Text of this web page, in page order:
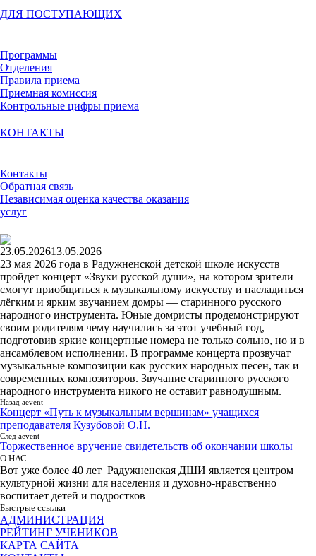
ДЛЯ ПОСТУПАЮЩИХ
Программы
Отделения
Правила приема
Приемная комиссия
Контрольные цифры приема
КОНТАКТЫ
Контакты
Обратная связь
Независимая оценка качества оказания
услуг
23.05.202613.05.2026
23 мая 2026 года в Радужненской детской школе искусств
пройдет концерт «Звуки русской души», на котором зрители
смогут приобщиться к музыкальному искусству и насладиться
лёгким и ярким звучанием домры — старинного русского
народного инструмента. Юные домристы продемонстрируют
своим родителям чему научились за этот учебный год,
подготовив яркие концертные номера не только сольно, но и в
ансамблевом исполнении. В программе концерта прозвучат
музыкальные композиции как русских народных песен, так и
современных композиторов. Звучание старинного русского
народного инструмента никого не оставит равнодушным.
Назад aevent
Концерт «Путь к музыкальным вершинам» учащихся
преподавателя Кузубовой О.Н.
След aevent
Торжественное вручение свидетельств об окончании школы
О НАС
Вот уже более 40 лет Радужненская ДШИ является центром
культурной жизни для населения и духовно-нравственно
воспитает детей и подростков
Быстрые ссылки
АДМИНИСТРАЦИЯ
РЕЙТИНГ УЧЕНИКОВ
КАРТА САЙТА